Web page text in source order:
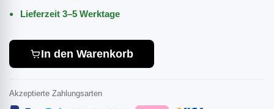
Lieferzeit 3–5 Werktage
In den Warenkorb
Akzeptierte Zahlungsarten